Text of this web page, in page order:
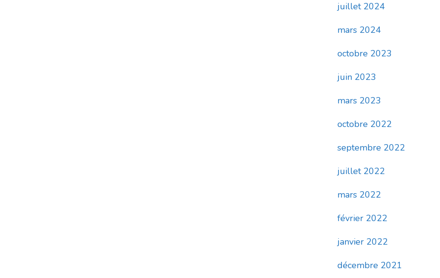
juillet 2024
mars 2024
octobre 2023
juin 2023
mars 2023
octobre 2022
septembre 2022
juillet 2022
mars 2022
février 2022
janvier 2022
décembre 2021